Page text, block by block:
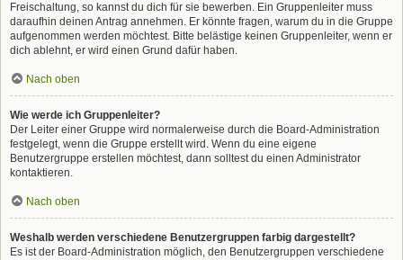
Freischaltung, so kannst du dich für sie bewerben. Ein Gruppenleiter muss
daraufhin deinen Antrag annehmen. Er könnte fragen, warum du in die Gruppe
aufgenommen werden möchtest. Bitte belästige keinen Gruppenleiter, wenn er
dich ablehnt, er wird einen Grund dafür haben.
Nach oben
Wie werde ich Gruppenleiter?
Der Leiter einer Gruppe wird normalerweise durch die Board-Administration
festgelegt, wenn die Gruppe erstellt wird. Wenn du eine eigene
Benutzergruppe erstellen möchtest, dann solltest du einen Administrator
kontaktieren.
Nach oben
Weshalb werden verschiedene Benutzergruppen farbig dargestellt?
Es ist der Board-Administration möglich, den Benutzergruppen verschiedene